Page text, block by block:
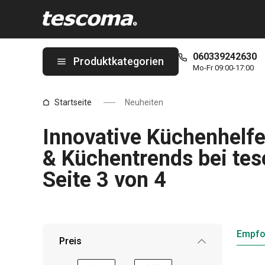
Produktkategorien 060339242630
Mo-Fr 09:00-17:00
Startseite Neuheiten
Innovative
& Küchentrends bei
Seite 3 von 4
Preis